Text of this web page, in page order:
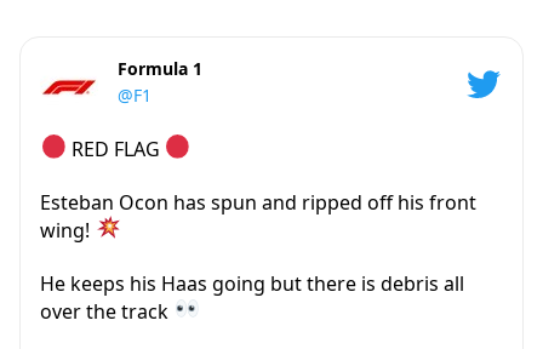
Formula 1
@F1
RED FLAG
Esteban Ocon has spun and ripped off his front
wing!
He keeps his Haas going but there is debris all
over the track